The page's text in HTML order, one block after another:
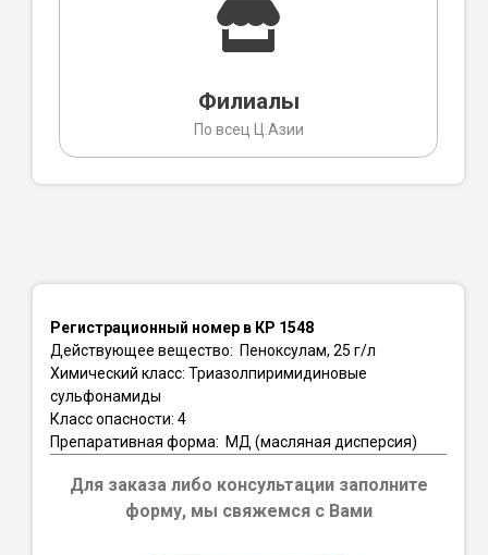
Филиалы
По всец Ц.Азии
Регистрационный номер в КР 1548
Действующее вещество: Пеноксулам, 25 г/л
Химический класс: Триазолпиримидиновые
сульфонамиды
Класс опасности: 4
Препаративная форма: МД (масляная дисперсия)
Для заказа либо консультации заполните
форму, мы свяжемся с Вами